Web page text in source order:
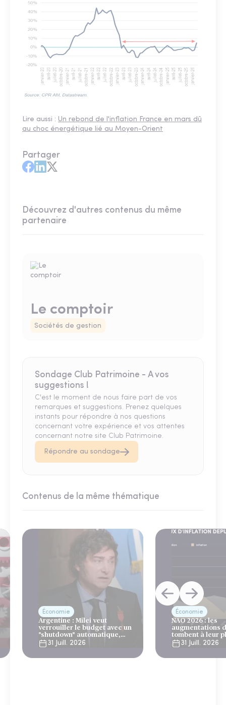
Lire aussi : Un rebond de l'inflation France en mars dû
au choc énergétique lié au Moyen-Orient
Partager
Découvrez d'autres contenus du même
partenaire
Le comptoir
Sociétés de gestion
Sondage Club Patrimoine - A vos
suggestions !
C'est le moment de nous faire part de vos
remarques et suggestions. Prenez quelques
instants pour répondre à nos questions
concernant votre expérience et vos attentes
concernant notre site Club Patrimoine.
Répondre au sondage
Contenus de la même thématique
Économie
Argentine : Milei veut
verrouiller le budget avec un
"shutdown" automatique,
sous le regard bienveillant
du FMI
31 Juill. 2026
Économie
NAO 2026 : les
augmentations
tombent à leur
niveau depuis 4
31 Juill. 2026